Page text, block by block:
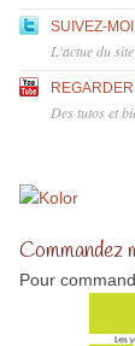
SUIVEZ-
L'actue du
Des tutos et
Commandez
Pour